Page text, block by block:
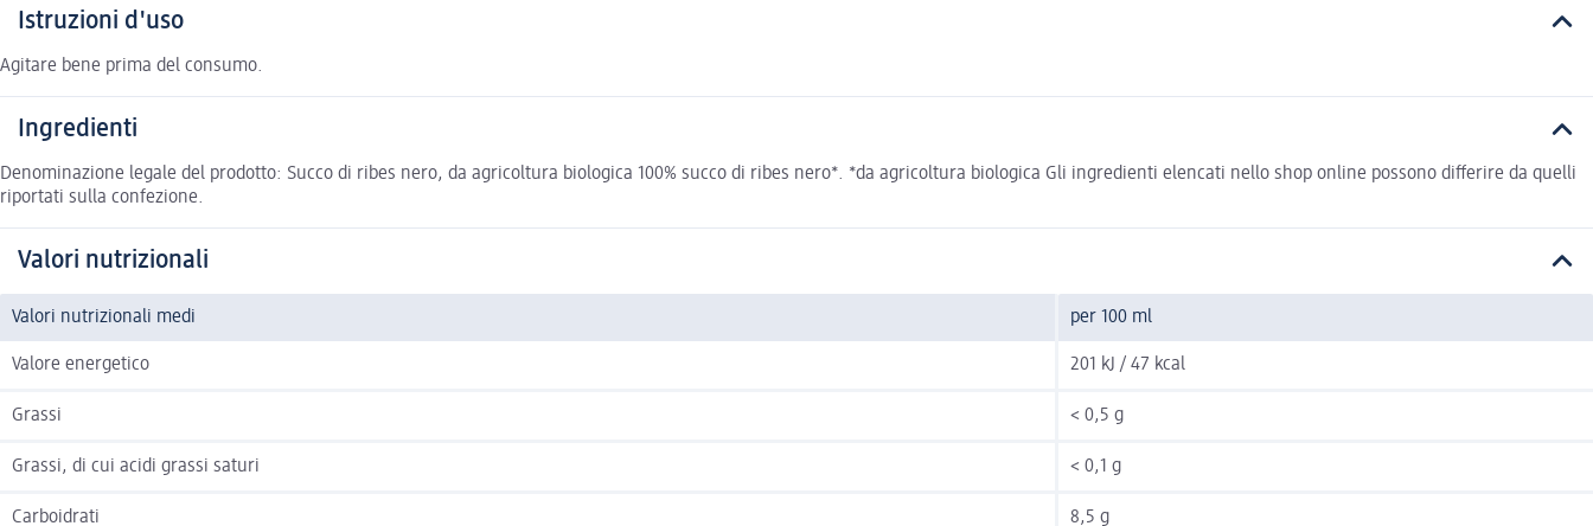
Istruzioni d'uso
Agitare bene prima del consumo.
Ingredienti
Denominazione legale del prodotto: Succo di ribes nero, da agricoltura biologica 100% succo di ribes nero*. *da agricoltura biologica Gli ingredienti elencati nello shop online possono differire da quelli
riportati sulla confezione.
Valori nutrizionali
Valori nutrizionali medi per 100 ml
Valore energetico 201 kJ / 47 kcal
Grassi < 0,5 g
Grassi, di cui acidi grassi saturi < 0,1 g
Carboidrati 8,5 g